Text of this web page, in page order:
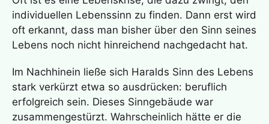
individuellen Lebenssinn zu finden. Dann erst wird
oft erkannt, dass man bisher über den Sinn seines
Lebens noch nicht hinreichend nachgedacht hat.
Im Nachhinein ließe sich Haralds Sinn des Lebens
stark verkürzt etwa so ausdrücken: beruflich
erfolgreich sein. Dieses Sinngebäude war
zusammengestürzt. Wahrscheinlich hätte er die